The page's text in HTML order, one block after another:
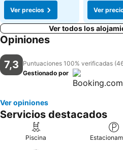
Ver precios Ver
Ver todos los
Opiniones
7,3
Puntuaciones 100% verificadas
Gestionado por
Ver opiniones
Servicios destacados
Piscina